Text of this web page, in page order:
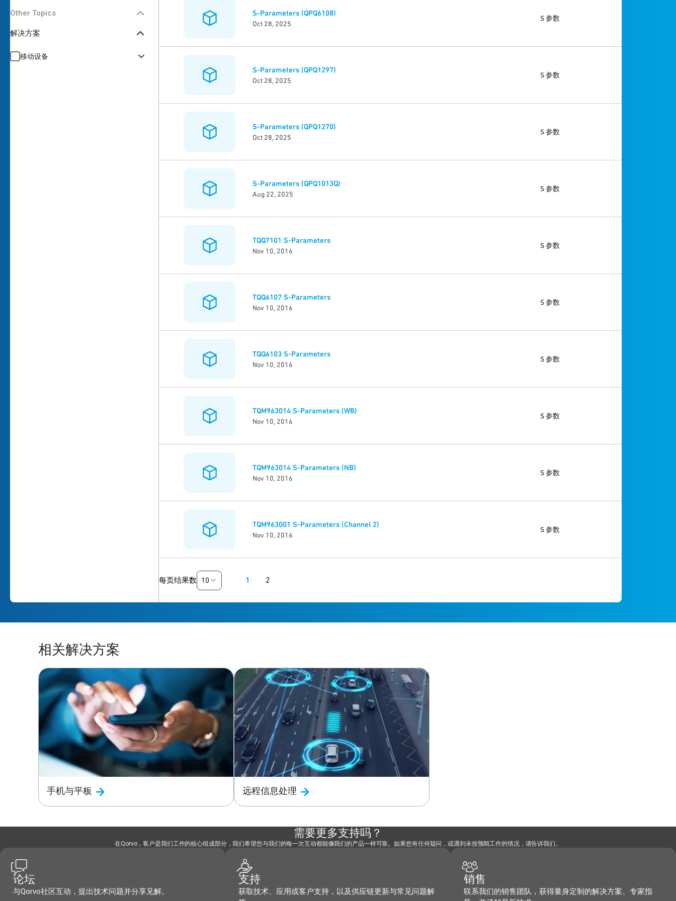
Other Topics
解决方案
移动设备
S-Parameters (QPQ6108)
Oct 28, 2025
S 参数
S-Parameters (QPQ1297)
Oct 28, 2025
S 参数
S-Parameters (QPQ1270)
Oct 28, 2025
S 参数
S-Parameters (QPQ1013Q)
Aug 22, 2025
S 参数
TQQ7101 S-Parameters
Nov 10, 2016
S 参数
TQQ6107 S-Parameters
Nov 10, 2016
S 参数
TQQ6103 S-Parameters
Nov 10, 2016
S 参数
TQM963014 S-Parameters (WB)
Nov 10, 2016
S 参数
TQM963014 S-Parameters (NB)
Nov 10, 2016
S 参数
TQM963001 S-Parameters (Channel 2)
Nov 10, 2016
S 参数
每页结果数 10 1 2
相关解决方案
手机与平板 远程信息处理
需要更多支持吗？
在Qorvo，客户是我们工作的核心组成部分，我们希望您与我们的每一次互动都能像我们的产品一样可靠。如果您有任何疑问，或遇到未按预期工作的情况，请告诉我们。
论坛
与Qorvo社区互动，提出技术问题并分享见解。
支持
获取技术、应用或客户支持，以及供应链更新与常见问题解
销售
联系我们的销售团队，获得量身定制的解决方案、专家指